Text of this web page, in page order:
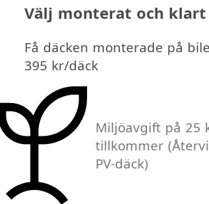
Välj monterat och klart
Få däcken monterade på
395 kr/däck
Miljöavgift på 25
tillkommer
PV-däck)